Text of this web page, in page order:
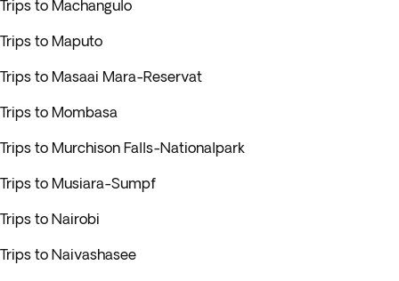
Trips to Machangulo
Trips to Maputo
Trips to Masaai Mara-Reservat
Trips to Mombasa
Trips to Murchison Falls-Nationalpark
Trips to Musiara-Sumpf
Trips to Nairobi
Trips to Naivashasee